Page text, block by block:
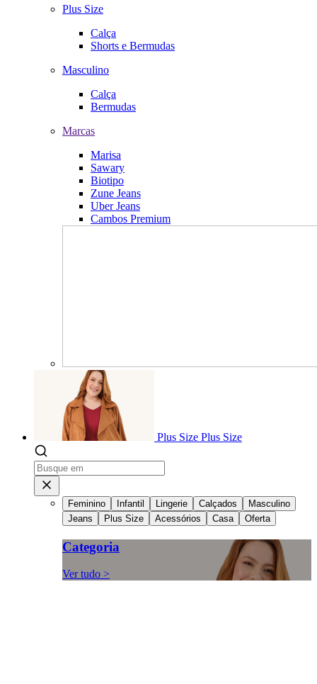
Plus Size
Calça
Shorts e Bermudas
Masculino
Calça
Bermudas
Marcas
Marisa
Sawary
Biotipo
Zune Jeans
Uber Jeans
Cambos Premium
Plus Size Plus Size
Feminino Infantil Lingerie Calçados
Masculino
Jeans
Plus Size Acessórios Casa Oferta
Categoria
Ver tudo >